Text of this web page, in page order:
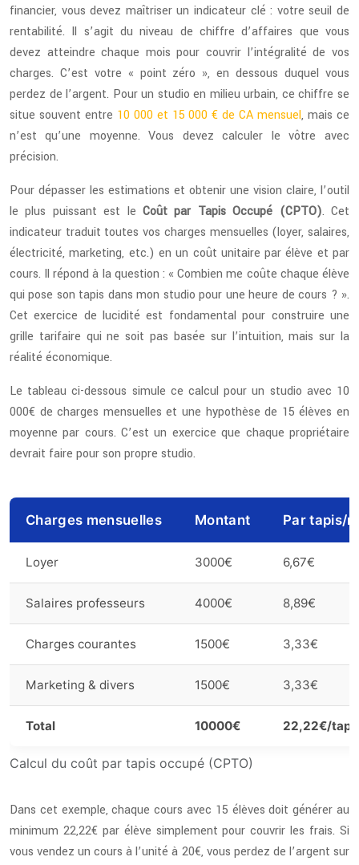
financier, vous devez maîtriser un indicateur clé : votre seuil de
rentabilité. Il s’agit du niveau de chiffre d’affaires que vous
devez atteindre chaque mois pour couvrir l’intégralité de vos
charges. C’est votre « point zéro », en dessous duquel vous
perdez de l’argent. Pour un studio en milieu urbain, ce chiffre se
situe souvent entre 10 000 et 15 000 € de CA mensuel, mais ce
n’est qu’une moyenne. Vous devez calculer le vôtre avec
précision.
Pour dépasser les estimations et obtenir une vision claire, l’outil
le plus puissant est le Coût par Tapis Occupé (CPTO). Cet
indicateur traduit toutes vos charges mensuelles (loyer, salaires,
électricité, marketing, etc.) en un coût unitaire par élève et par
cours. Il répond à la question : « Combien me coûte chaque élève
qui pose son tapis dans mon studio pour une heure de cours ? ».
Cet exercice de lucidité est fondamental pour construire une
grille tarifaire qui ne soit pas basée sur l’intuition, mais sur la
réalité économique.
Le tableau ci-dessous simule ce calcul pour un studio avec 10
000€ de charges mensuelles et une hypothèse de 15 élèves en
moyenne par cours. C’est un exercice que chaque propriétaire
devrait faire pour son propre studio.
Calcul du coût par tapis occupé (CPTO)
Charges mensuelles Montant Par tapis/
Loyer 3000€ 6,67€
Salaires professeurs 4000€ 8,89€
Charges courantes 1500€ 3,33€
Marketing & divers 1500€ 3,33€
Total 10000€ 22,22€/
Dans cet exemple, chaque cours avec 15 élèves doit générer au
minimum 22,22€ par élève simplement pour couvrir les frais. Si
vous vendez un cours à l’unité à 20€, vous perdez de l’argent sur